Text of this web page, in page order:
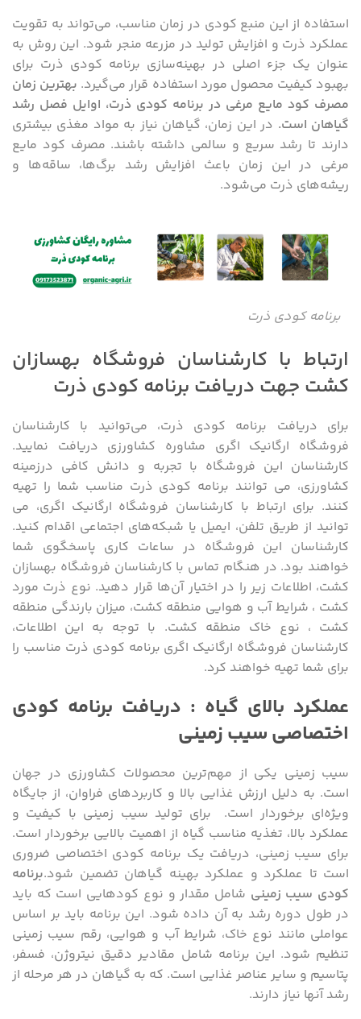
استفاده از این منبع کودی در زمان مناسب، می‌تواند به تقویت
عملکرد ذرت و افزایش تولید در مزرعه منجر شود. این روش به
عنوان یک جزء اصلی در بهینه‌سازی برنامه کودی ذرت برای
بهبود کیفیت محصول مورد استفاده قرار می‌گیرد. بهترین زمان
مصرف کود مایع مرغی در برنامه کودی ذرت، اوایل فصل رشد
گیاهان است. در این زمان، گیاهان نیاز به مواد مغذی بیشتری
دارند تا رشد سریع و سالمی داشته باشند. مصرف کود مایع
مرغی در این زمان باعث افزایش رشد برگ‌ها، ساقه‌ها و
ریشه‌های ذرت می‌شود.
برنامه کودی ذرت
ارتباط با کارشناسان فروشگاه بهسازان
کشت جهت دریافت برنامه کودی ذرت
برای دریافت برنامه کودی ذرت، می‌توانید با کارشناسان
فروشگاه ارگانیک اگری مشاوره کشاورزی دریافت نمایید.
کارشناسان این فروشگاه با تجربه و دانش کافی درزمینه
کشاورزی، می ‌توانند برنامه کودی ذرت مناسب شما را تهیه
کنند. برای ارتباط با کارشناسان فروشگاه ارگانیک اگری، می‌
توانید از طریق تلفن، ایمیل یا شبکه‌های اجتماعی اقدام کنید.
کارشناسان این فروشگاه در ساعات کاری پاسخگوی شما
خواهند بود. در هنگام تماس با کارشناسان فروشگاه بهسازان
کشت، اطلاعات زیر را در اختیار آن‌ها قرار دهید. نوع ذرت مورد
کشت ، شرایط آب و هوایی منطقه کشت، میزان بارندگی منطقه
کشت ، نوع خاک منطقه کشت. با توجه به این اطلاعات،
کارشناسان فروشگاه ارگانیک اگری برنامه کودی ذرت مناسب را
برای شما تهیه خواهند کرد.
عملکرد بالای گیاه : دریافت برنامه کودی
اختصاصی سیب زمینی
سیب زمینی یکی از مهم‌ترین محصولات کشاورزی در جهان
است. به دلیل ارزش غذایی بالا و کاربردهای فراوان، از جایگاه
ویژه‌ای برخوردار است. برای تولید سیب زمینی با کیفیت و
عملکرد بالا، تغذیه مناسب گیاه از اهمیت بالایی برخوردار است.
برای سیب زمینی، دریافت یک برنامه کودی اختصاصی ضروری
است تا عملکرد و عملکرد بهینه گیاهان تضمین شود.برنامه
کودی سیب زمینی شامل مقدار و نوع کودهایی است که باید
در طول دوره رشد به آن داده شود. این برنامه باید بر اساس
عواملی مانند نوع خاک، شرایط آب و هوایی، رقم سیب زمینی
تنظیم شود. این برنامه شامل مقادیر دقیق نیتروژن، فسفر،
پتاسیم و سایر عناصر غذایی است. که به گیاهان در هر مرحله از
رشد آنها نیاز دارند.